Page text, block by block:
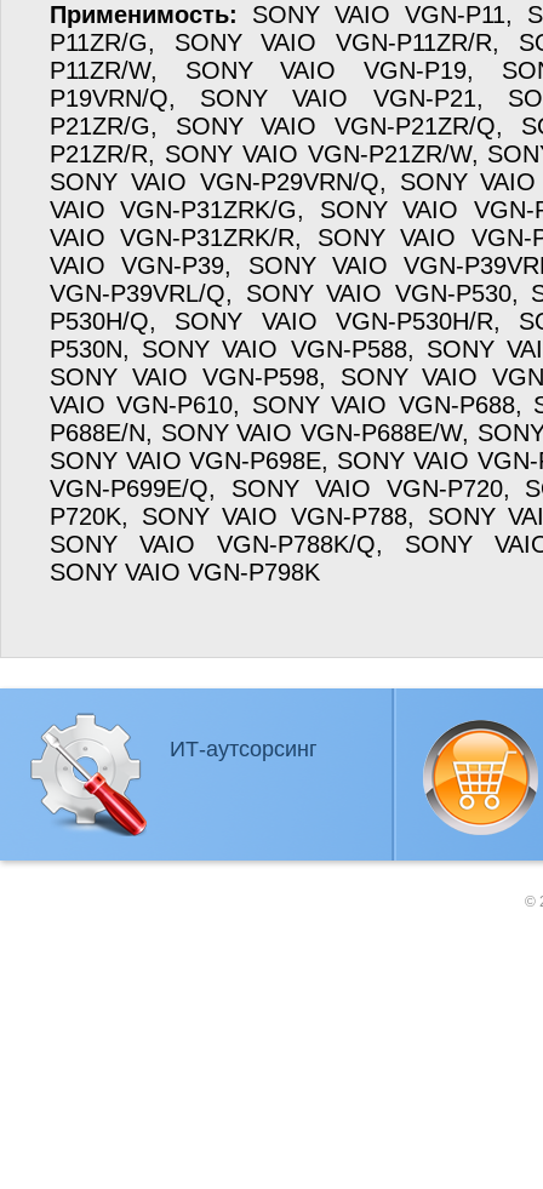
Применимость: SONY VAIO VGN-P11,
P11ZR/G, SONY VAIO VGN-P11ZR/R,
P11ZR/W, SONY VAIO VGN-P19,
P19VRN/Q, SONY VAIO VGN-P21,
P21ZR/G, SONY VAIO VGN-P21ZR/Q,
P21ZR/R, SONY VAIO VGN-P21ZR/W,
SONY VAIO VGN-P29VRN/Q, SONY
VAIO VGN-P31ZRK/G, SONY VAIO VGN-
VAIO VGN-P31ZRK/R, SONY VAIO VGN-
VAIO VGN-P39, SONY VAIO VGN-
VGN-P39VRL/Q, SONY VAIO VGN-P530,
P530H/Q, SONY VAIO VGN-P530H/R,
P530N, SONY VAIO VGN-P588, SONY
SONY VAIO VGN-P598, SONY VAIO
VAIO VGN-P610, SONY VAIO VGN-P688,
P688E/N, SONY VAIO VGN-P688E/W,
SONY VAIO VGN-P698E, SONY VAIO
VGN-P699E/Q, SONY VAIO VGN-P720,
P720K, SONY VAIO VGN-P788, SONY
SONY VAIO VGN-P788K/Q, SONY
SONY VAIO VGN-P798K
ИТ-аутсорсинг
©